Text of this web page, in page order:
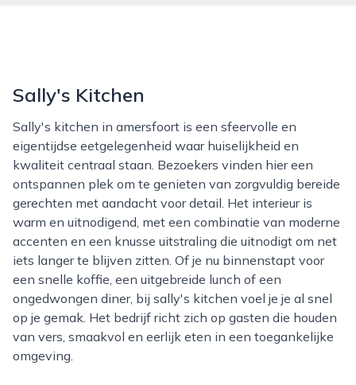
Sally's Kitchen
Sally's kitchen in amersfoort is een sfeervolle en
eigentijdse eetgelegenheid waar huiselijkheid en
kwaliteit centraal staan. Bezoekers vinden hier een
ontspannen plek om te genieten van zorgvuldig bereide
gerechten met aandacht voor detail. Het interieur is
warm en uitnodigend, met een combinatie van moderne
accenten en een knusse uitstraling die uitnodigt om net
iets langer te blijven zitten. Of je nu binnenstapt voor
een snelle koffie, een uitgebreide lunch of een
ongedwongen diner, bij sally's kitchen voel je je al snel
op je gemak. Het bedrijf richt zich op gasten die houden
van vers, smaakvol en eerlijk eten in een toegankelijke
omgeving.